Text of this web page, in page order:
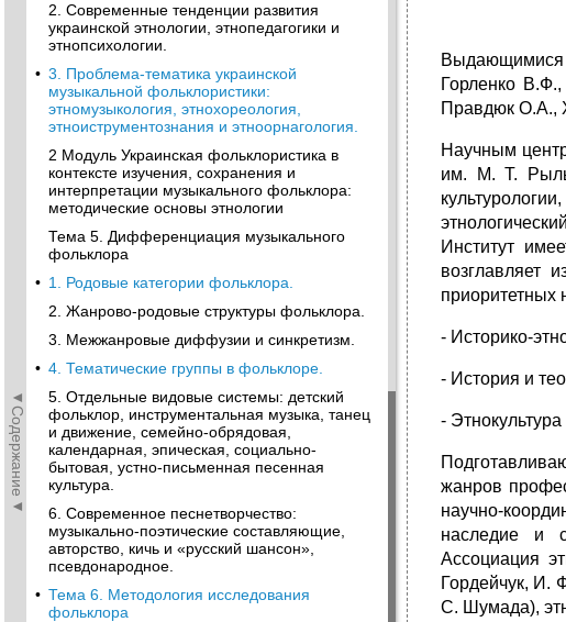
◄Содержание◄
2. Современные тенденции развития
украинской этнологии, этнопедагогики и
этнопсихологии.
• 3. Проблема-тематика украинской
музыкальной фольклористики:
этномузыкология, этнохореология,
этноиструментознания и этноорнагология.
2 Модуль Украинская фольклористика в
контексте изучения, сохранения и
интерпретации музыкального фольклора:
методические основы этнологии
Тема 5. Дифференциация музыкального
фольклора
• 1. Родовые категории фольклора.
2. Жанрово-родовые структуры фольклора.
3. Межжанровые диффузии и синкретизм.
• 4. Тематические группы в фольклоре.
5. Отдельные видовые системы: детский
фольклор, инструментальная музыка, танец
и движение, семейно-обрядовая,
календарная, эпическая, социально-
бытовая, устно-письменная песенная
культура.
6. Современное песнетворчество:
музыкально-поэтические составляющие,
авторство, кичь и «русский шансон»,
псевдонародное.
• Тема 6. Методология исследования
фольклора
Горленко
Правдюк О.А.,
Научным
им. М. Т.
Институт
возглавляет
приоритетных
- Историко-
- История и
-
жанров
научно-
наследие и
Ассоциация
Гордейчук, И.
С. Шумада),